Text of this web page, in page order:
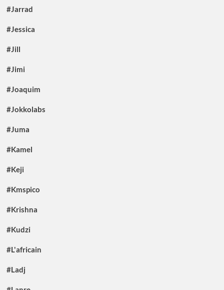
#Jarrad
#Jessica
#Jill
#Jimi
#Joaquim
#Jokkolabs
#Juma
#Kamel
#Keji
#Kmspico
#Krishna
#Kudzi
#L'africain
#Ladj